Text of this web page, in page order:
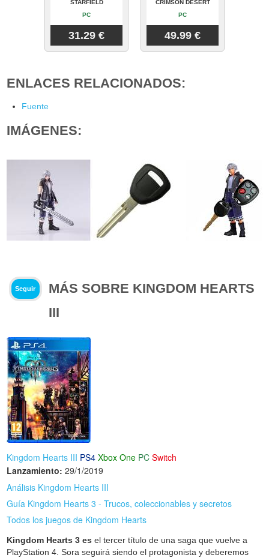
STARFIELD
PC
31.29 €
CRIMSON DESERT
PC
49.99 €
ENLACES RELACIONADOS:
Fuente
IMÁGENES:
Seguir
MÁS SOBRE KINGDOM HEARTS
III
Kingdom Hearts III PS4 Xbox One PC Switch
Lanzamiento: 29/1/2019
Análisis Kingdom Hearts III
Guía Kingdom Hearts 3 - Trucos, coleccionables y secretos
Todos los juegos de Kingdom Hearts
Kingdom Hearts 3 es el tercer título de una saga que vuelve a
PlayStation 4. Sora seguirá siendo el protagonista y deberemos